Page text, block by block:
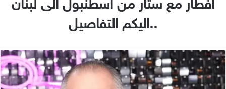
افطار مع ستار من اسطنبول الى لبنان
..اليكم التفاصيل